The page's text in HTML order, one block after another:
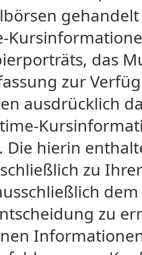
das
zur
ausdrücklich
Die hierin
zu
zu